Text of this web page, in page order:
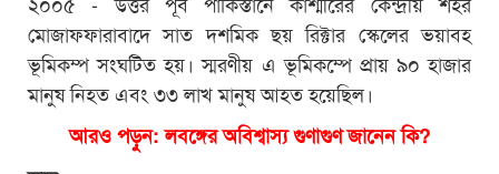
মোজাফ্ফারাবাদে সাত দশমিক ছয় রিক্টার স্কেলের ভয়াবহ
ভূমিকম্প সংঘটিত হয়। স্মরণীয় এ ভূমিকম্পে প্রায় ৯০ হাজার
মানুষ নিহত এবং ৩৩ লাখ মানুষ আহত হয়েছিল।
আরও পড়ুন: লবঙ্গের অবিশ্বাস্য গুণাগুণ জানেন কি?